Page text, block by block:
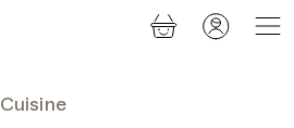
Cuisine
Panier
Mon